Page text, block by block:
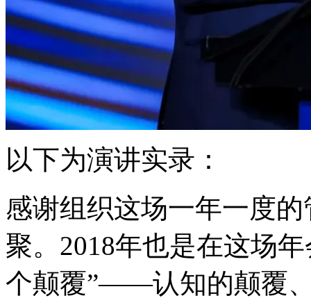
以下为演讲实录：
感谢组织这场一年一度的
聚。2018年也是在这场年
个颠覆”——认知的颠覆